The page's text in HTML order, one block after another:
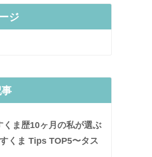
ジ
くま歴10ヶ月の私が選ぶ
くま Tips TOP5〜タス